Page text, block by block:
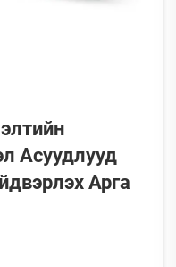
Асуудлууд
Арга